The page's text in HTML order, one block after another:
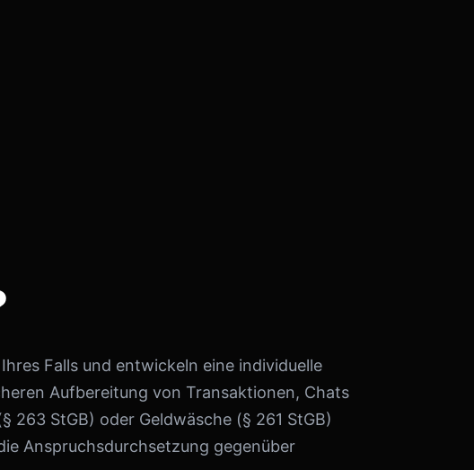
Falls und entwickeln eine individuelle
Aufbereitung von Transaktionen, Chats
StGB) oder Geldwäsche (§ 261 StGB)
Anspruchsdurchsetzung gegenüber